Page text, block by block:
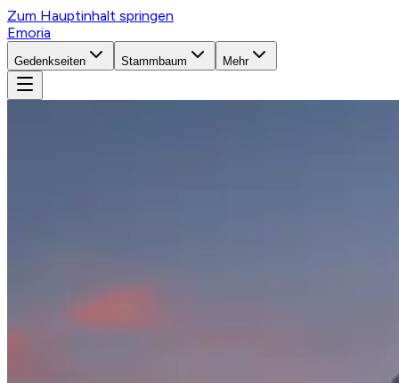
Zum Hauptinhalt springen
Emoria
Gedenkseiten Stammbaum Mehr